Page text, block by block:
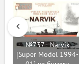
№737 - Narvik
[Super Model 1994-